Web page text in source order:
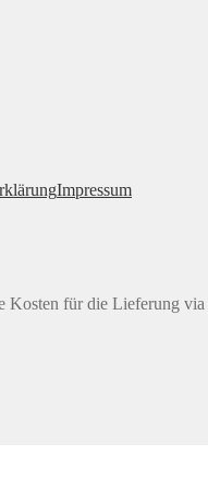
Impressum
für die Lieferung